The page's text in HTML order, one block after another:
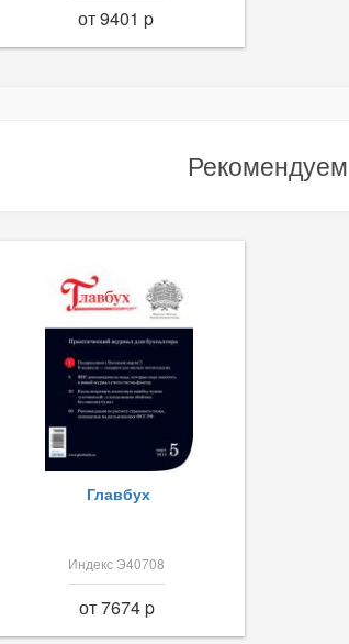
от 9401 p
Рекомендуем
Главбух
Индекс Э40708
от 7674 p